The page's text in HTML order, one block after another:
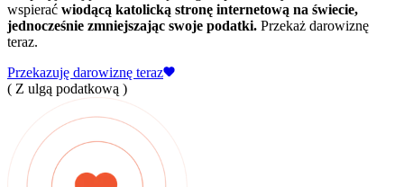
wspierać wiodącą katolicką stronę internetową na świecie,
jednocześnie zmniejszając swoje podatki. Przekaż darowiznę
teraz.
Przekazuję darowiznę teraz
( Z ulgą podatkową )